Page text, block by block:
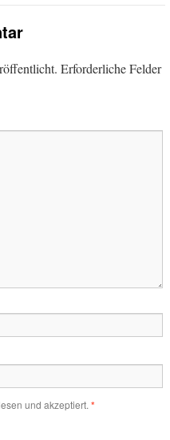
Erforderliche Felder
und akzeptiert. *